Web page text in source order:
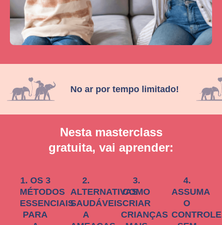
No ar por tempo limitado!
Nesta masterclass
gratuita, vai aprender:
1. OS 3
MÉTODOS
ESSENCIAIS
PARA
2.
ALTERNATIVAS
SAUDÁVEIS
A
3.
COMO
CRIAR
CRIANÇAS
4.
ASSUMA
O
CONTROLE